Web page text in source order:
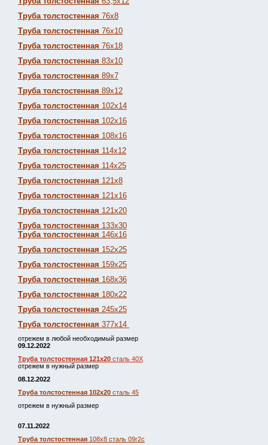
Труба толстостенная 76х8
Труба толстостенная 76х10
Труба толстостенная 76х18
Труба толстостенная 83х10
Труба толстостенная 89х7
Труба толстостенная 89х12
Труба толстостенная 102х14
Труба толстостенная 102х16
Труба толстостенная 108х16
Труба толстостенная 114х12
Труба толстостенная 114х25
Труба толстостенная 121х8
Труба толстостенная 121х16
Труба толстостенная 121х20
Труба толстостенная 133х30
Труба толстостенная 146х16
Труба толстостенная 152х25
Труба толстостенная 159х25
Труба толстостенная 168х36
Труба толстостенная 180х22
Труба толстостенная 245х25
Труба толстостенная 377х14
отрежем в любой необходимый размер
09.12.2022
Труба толстостенная 121х20 сталь 40Х
отрежем в нужный размер
08.12.2022
Труба толстостенная 102х20 сталь 45
отрежем в нужный размер
07.11.2022
Труба толстостенная 108х8 сталь 09г2с